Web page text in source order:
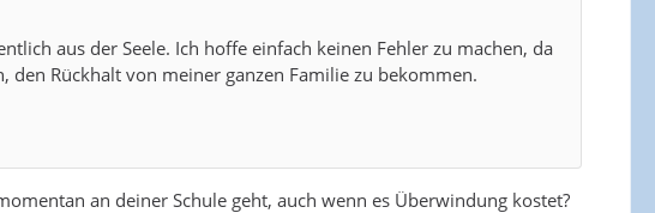
aus der Seele. Ich hoffe einfach keinen Fehler zu machen, da
den Rückhalt von meiner ganzen Familie zu bekommen.
an deiner Schule geht, auch wenn es Überwindung kostet?